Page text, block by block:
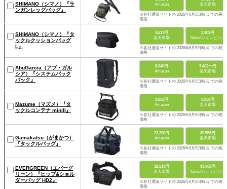
SHIMANO（シマノ）『ラ
ンガンレッグバッグ』
Amazon
楽天市場
※各社通販サイトの 2026年6月5日時点 での税込
価格
SHIMANO（シマノ）『タ
ックルクッションバッグ
L』
4,617円
楽天市場
3,905円
Yahoo!ショッピング
※各社通販サイトの 2026年6月5日時点 での税込
価格
AbuGarcia（アブ・ガル
シア）『システムバック
パック』
8,040円
Amazon
7,402〜円
楽天市場
※各社通販サイトの 2026年6月5日時点 での税込
価格
Mazume（マズメ）『タ
ックルコンテナ miniII』
3,850円
Amazon
3,850円
楽天市場
※各社通販サイトの 2026年6月5日時点 での税込
価格
Gamakatsu（がまかつ）
『タックルバッグ』
27,200円
Amazon
30,556円
楽天市場
※各社通販サイトの 2026年6月5日時点 での税込
価格
EVERGREEN（エバーグ
リーン）『ヒップ&ショル
ダーバッグ HD2』
12,513円
楽天市場
13,008円
Yahoo!ショッピング
※各社通販サイトの 2026年6月5日時点 での税込
価格